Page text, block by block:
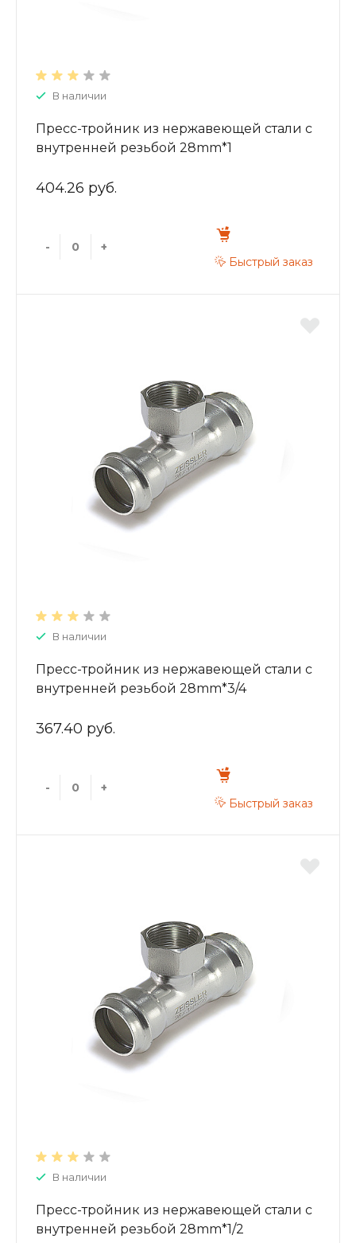
В наличии
Пресс-тройник из нержавеющей стали с
внутренней резьбой 28mm*1
404.26 руб.
-
+
Быстрый заказ
В наличии
Пресс-тройник из нержавеющей стали с
внутренней резьбой 28mm*3/4
367.40 руб.
-
+
Быстрый заказ
В наличии
Пресс-тройник из нержавеющей стали с
внутренней резьбой 28mm*1/2